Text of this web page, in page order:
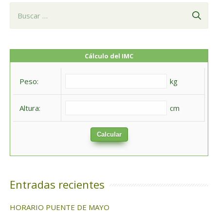
Cálculo del IMC
Peso: kg
Altura: cm
Calcular
Entradas recientes
HORARIO PUENTE DE MAYO